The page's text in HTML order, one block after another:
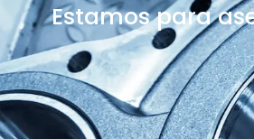
Estamos para